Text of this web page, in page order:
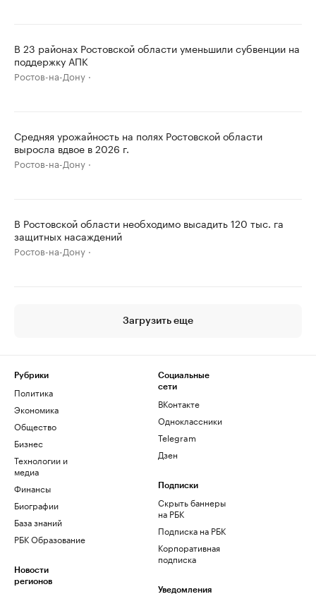
В 23 районах Ростовской области уменьшили субвенции на
поддержку АПК
Ростов-на-Дону
Средняя урожайность на полях Ростовской области
выросла вдвое в 2026 г.
Ростов-на-Дону
В Ростовской области необходимо высадить 120 тыс. га
защитных насаждений
Ростов-на-Дону
Загрузить еще
Рубрики
Политика
Экономика
Общество
Бизнес
Технологии и
медиа
Финансы
Биографии
База знаний
РБК Образование
Новости
регионов
Социальные
сети
ВКонтакте
Одноклассники
Telegram
Дзен
Подписки
Скрыть баннеры
на РБК
Подписка на РБК
Корпоративная
подписка
Уведомления